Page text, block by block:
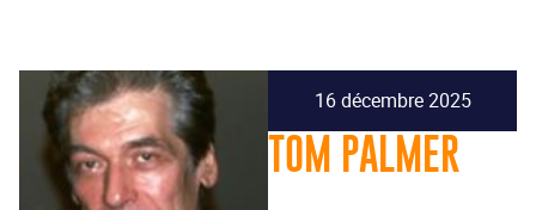
16 décembre 2025
TOM PALMER